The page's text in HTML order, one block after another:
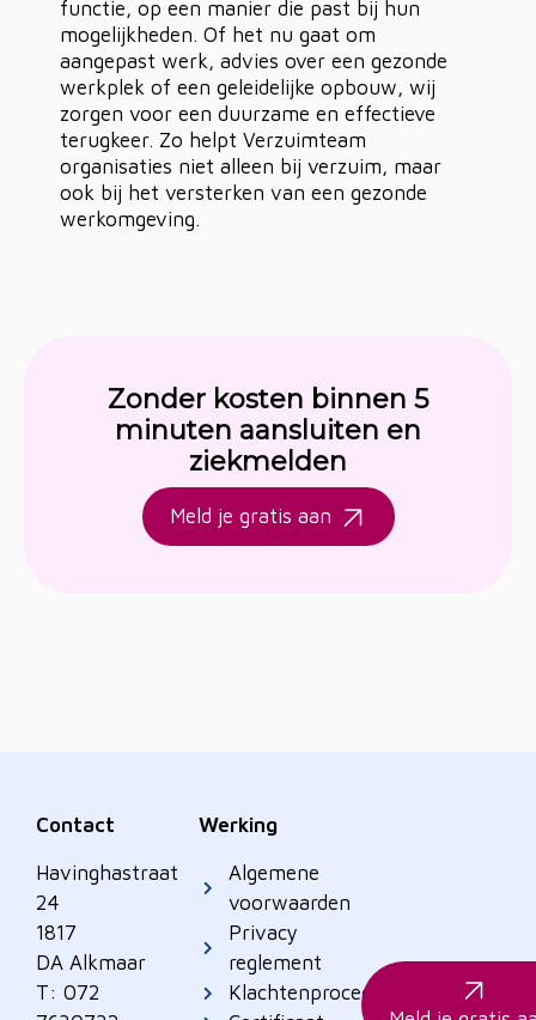
functie, op een manier die past bij hun
mogelijkheden. Of het nu gaat om
aangepast werk, advies over een gezonde
werkplek of een geleidelijke opbouw, wij
zorgen voor een duurzame en effectieve
terugkeer. Zo helpt Verzuimteam
organisaties niet alleen bij verzuim, maar
ook bij het versterken van een gezonde
werkomgeving.
Zonder kosten binnen 5
minuten aansluiten en
ziekmelden
Meld je gratis aan
Contact
Havinghastraat
24
1817
DA Alkmaar
T: 072
Werking
Algemene
voorwaarden
Privacy
reglement
Klachtenprocedure